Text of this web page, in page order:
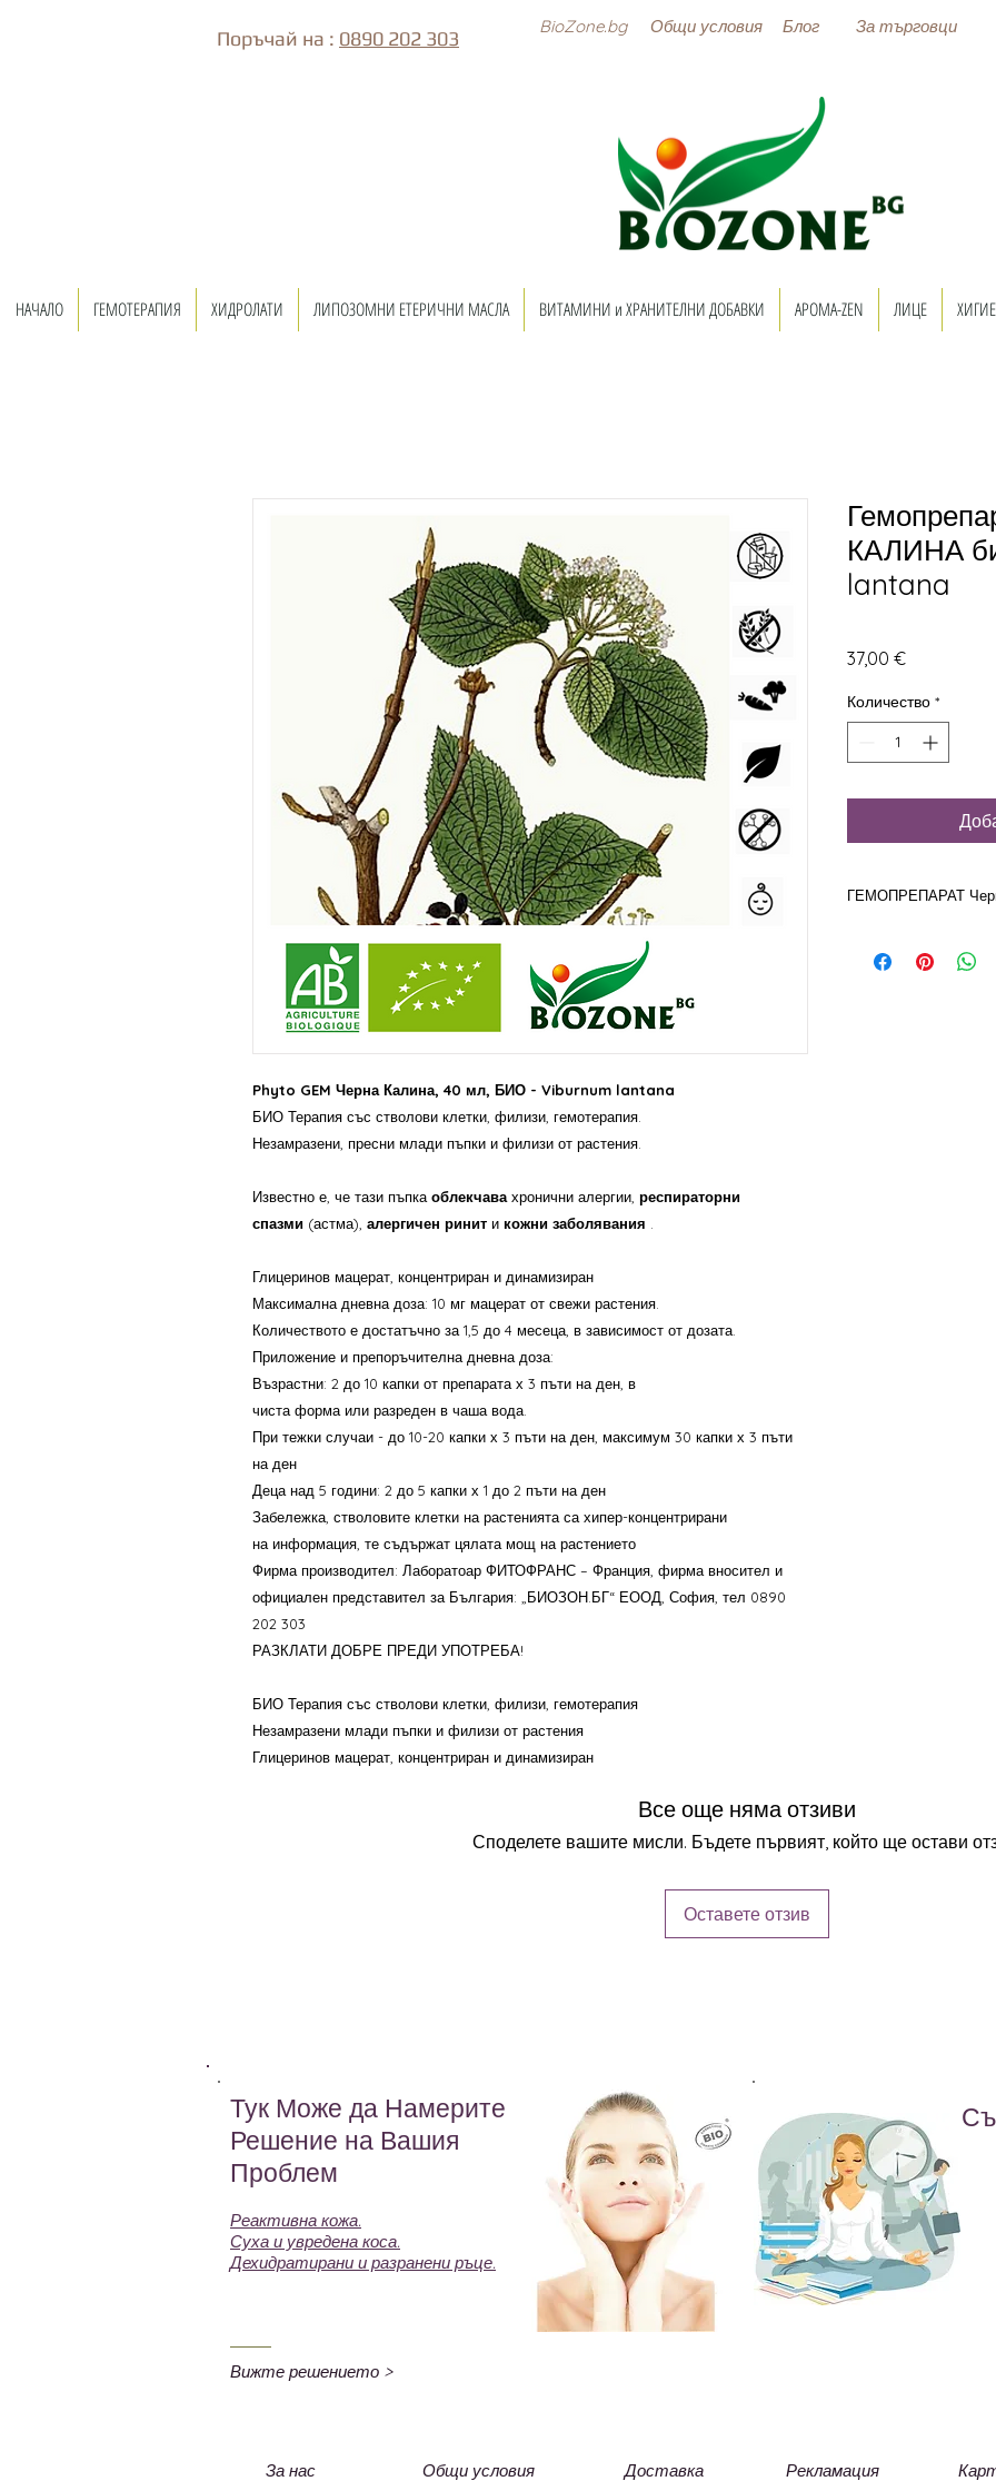
Поръчай на : 0890 202 303
BioZone.bg Общи условия Блог За търговци
НАЧАЛО ГЕМОТЕРАПИЯ ХИДРОЛАТИ ЛИПОЗОМНИ ЕТЕРИЧНИ МАСЛА ВИТАМИНИ и ХРАНИТЕЛНИ ДОБАВКИ АРОМА-ZEN ЛИЦЕ
Phyto GEM Черна Калина, 40 мл, БИО - Viburnum lantana
БИО Терапия със стволови клетки, филизи, гемотерапия.
Незамразени, пресни млади пъпки и филизи от растения.
Известно е, че тази пъпкаоблекчавахронични алергии, респираторни
спазми (астма), алергичен ринит и кожни заболявания .
Глицеринов мацерат, концентриран и динамизиран
Максимална дневна доза: 10 мг мацерат от свежи растения.
Количеството е достатъчно за 1,5 до 4 месеца, в зависимост от дозата.
Приложение и препоръчителна дневна доза:
Възрастни: 2 до 10 капки от препарата х 3 пъти на ден, в
чиста форма или разреден в чаша вода.
При тежки случаи - до 10-20 капки х 3 пъти на ден, максимум 30 капки х 3 пъти
на ден
Деца над 5 години: 2 до 5 капки х 1 до 2 пъти на ден
Забележка, стволовите клетки на растенията са хипер-концентрирани
на информация, те съдържат цялата мощ на растението
Фирма производител: Лаборатоар ФИТОФРАНС – Франция, фирма вносител и
официален представител за България: „БИОЗОН.БГ“ ЕООД, София, тел 0890
202 303
РАЗКЛАТИ ДОБРЕ ПРЕДИ УПОТРЕБА!
БИО Терапия със стволови клетки, филизи, гемотерапия
Незамразени млади пъпки и филизи от растения
Глицеринов мацерат, концентриран и динамизиран
КАЛИНА
lantana
37,00 €Цена
Количество *
ГЕМОПРЕПАРАТ
lantana
Все още няма отзиви
Споделете вашите мисли. Бъдете първият, който ще остави
Оставете отзив
Тук Може да Намерите
Решение на Вашия
Проблем
Реактивна кожа.
Суха и увредена коса.
Дехидратирани и разранени ръце.
Вижте решението >
За нас Общи условия Доставка Рекламация